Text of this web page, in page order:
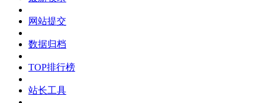
网站提交
数据归档
TOP排行榜
站长工具